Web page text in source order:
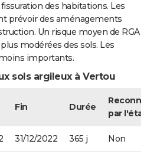
des habitations. Les
prévoir des aménagements
Un risque moyen de RGA
modérées des sols. Les
importants.
sols argileux à Vertou
Fin Durée
par l'état
31/12/2022 365 j Non